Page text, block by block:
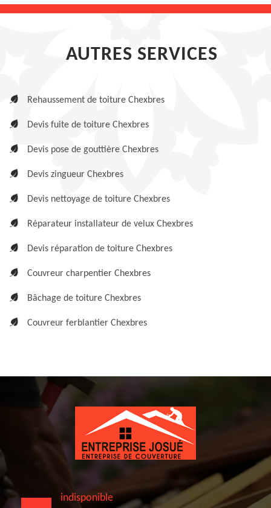
AUTRES SERVICES
Rehaussement de toiture Chexbres
Devis fuite de toiture Chexbres
Devis pose de gouttière Chexbres
Devis zingueur Chexbres
Devis nettoyage de toiture Chexbres
Réparateur installateur de velux Chexbres
Devis réparation de toiture Chexbres
Couvreur charpentier Chexbres
Bâchage de toiture Chexbres
Couvreur ferblantier Chexbres
indisponible